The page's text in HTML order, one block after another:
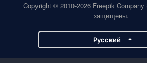
Copyright © 2010-2026 Freepik
защищены.
Pусский